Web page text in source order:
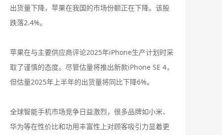
出货量下降，苹果在我国的市场份额正在下降。该股
跌落2.4%。
苹果在与主要供应商评论2025年iPhone生产计划时采
取了谨慎的态度。尽管估量将推出新款iPhone SE 4，
但估量2025年上半年的出货量将同比下降6%。
全球智能手机市场竞争日益激烈，很多品牌如小米、
华为等在性价比和功用丰富性上对顾客吸引力显着更